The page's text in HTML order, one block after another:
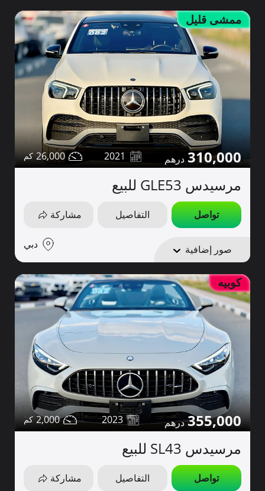
ممشى قليل
310,000
2021
26,000
مرسيدس GLE53 للبيع
تواصل التفاصيل مشاركة
صور إضافية دبي
كوبيه
355,000
2023
2,000
مرسيدس SL43 للبيع
تواصل التفاصيل مشاركة